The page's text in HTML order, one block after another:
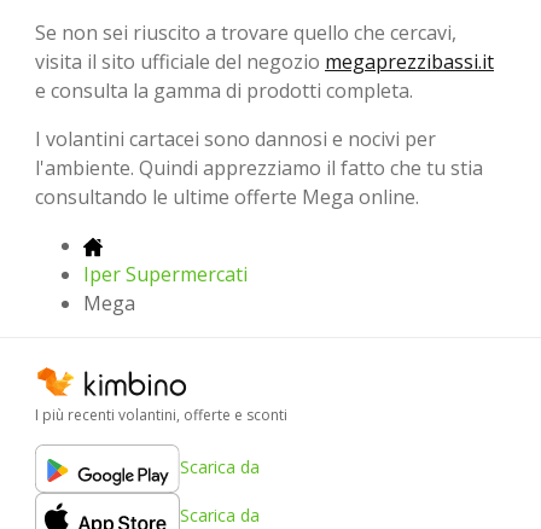
Se non sei riuscito a trovare quello che cercavi,
visita il sito ufficiale del negozio megaprezzibassi.it
e consulta la gamma di prodotti completa.
I volantini cartacei sono dannosi e nocivi per
l'ambiente. Quindi apprezziamo il fatto che tu stia
consultando le ultime offerte Mega online.
Iper Supermercati
Mega
I più recenti volantini, offerte e sconti
Scarica da
Scarica da